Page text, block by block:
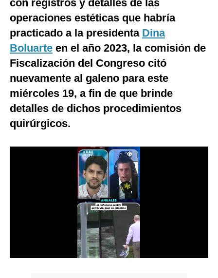
Mix
G de Gestión
Podcast
Gestión TV
Videos
Fotogalerías
con registros y detalles de las
operaciones estéticas que habría
practicado a la presidenta Dina
Boluarte en el año 2023, la comisión de
Fiscalización del Congreso citó
nuevamente al galeno para este
miércoles 19, a fin de que brinde
detalles de dichos procedimientos
quirúrgicos.